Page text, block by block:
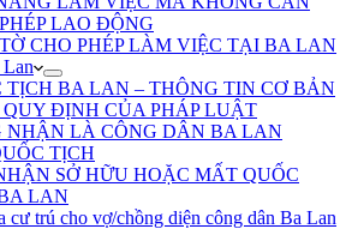
LAO ĐỘNG
CHO PHÉP LÀM VIỆC TẠI BA LAN
TỊCH BA LAN – THÔNG TIN CƠ BẢN
QUY ĐỊNH CỦA PHÁP LUẬT
NHẬN LÀ CÔNG DÂN BA LAN
TỊCH
SỞ HỮU HOẶC MẤT QUỐC
LAN
cư trú cho vợ/chồng diện công dân Ba Lan